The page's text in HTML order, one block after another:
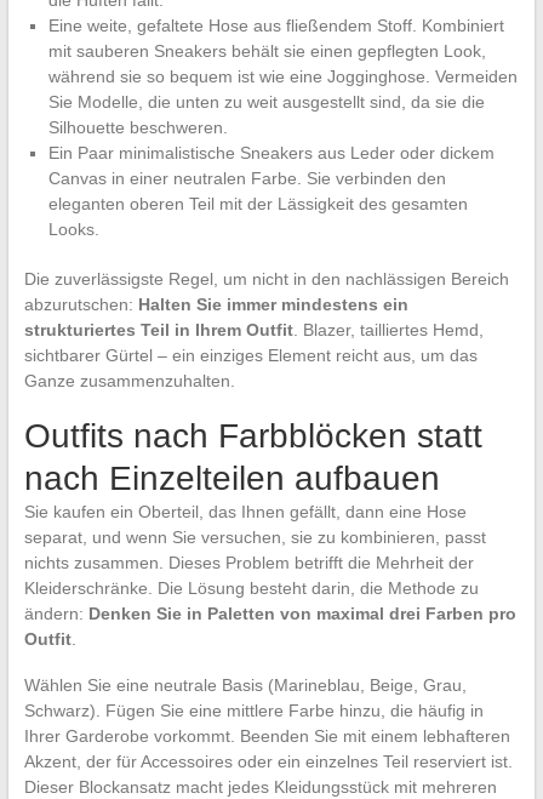
Eine weite, gefaltete Hose aus fließendem Stoff. Kombiniert
mit sauberen Sneakers behält sie einen gepflegten Look,
während sie so bequem ist wie eine Jogginghose. Vermeiden
Sie Modelle, die unten zu weit ausgestellt sind, da sie die
Silhouette beschweren.
Ein Paar minimalistische Sneakers aus Leder oder dickem
Canvas in einer neutralen Farbe. Sie verbinden den
eleganten oberen Teil mit der Lässigkeit des gesamten
Looks.
Die zuverlässigste Regel, um nicht in den nachlässigen Bereich
abzurutschen: Halten Sie immer mindestens ein
strukturiertes Teil in Ihrem Outfit. Blazer, tailliertes Hemd,
sichtbarer Gürtel – ein einziges Element reicht aus, um das
Ganze zusammenzuhalten.
Outfits nach Farbblöcken statt
nach Einzelteilen aufbauen
Sie kaufen ein Oberteil, das Ihnen gefällt, dann eine Hose
separat, und wenn Sie versuchen, sie zu kombinieren, passt
nichts zusammen. Dieses Problem betrifft die Mehrheit der
Kleiderschränke. Die Lösung besteht darin, die Methode zu
ändern: Denken Sie in Paletten von maximal drei Farben pro
Outfit.
Wählen Sie eine neutrale Basis (Marineblau, Beige, Grau,
Schwarz). Fügen Sie eine mittlere Farbe hinzu, die häufig in
Ihrer Garderobe vorkommt. Beenden Sie mit einem lebhafteren
Akzent, der für Accessoires oder ein einzelnes Teil reserviert ist.
Dieser Blockansatz macht jedes Kleidungsstück mit mehreren